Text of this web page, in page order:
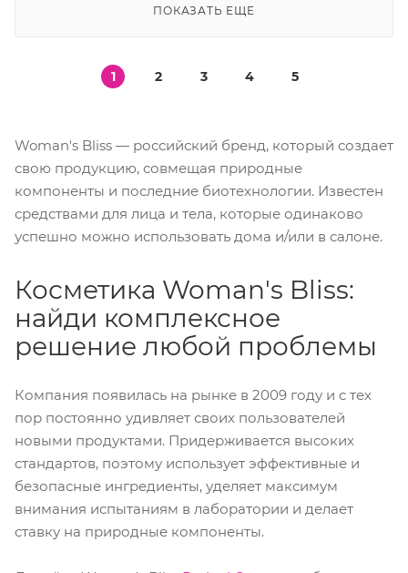
ПОКАЗАТЬ ЕЩЕ
1 2 3 4 5
Woman's Bliss — российский бренд, который создает
свою продукцию, совмещая природные
компоненты и последние биотехнологии. Известен
средствами для лица и тела, которые одинаково
успешно можно использовать дома и/или в салоне.
Косметика Woman's Bliss:
найди комплексное
решение любой проблемы
Компания появилась на рынке в 2009 году и с тех
пор постоянно удивляет своих пользователей
новыми продуктами. Придерживается высоких
стандартов, поэтому использует эффективные и
безопасные ингредиенты, уделяет максимум
внимания испытаниям в лаборатории и делает
ставку на природные компоненты.